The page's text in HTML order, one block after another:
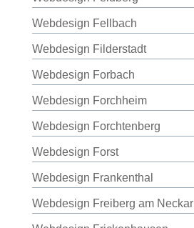
Webdesign Fellbach
Webdesign Filderstadt
Webdesign Forbach
Webdesign Forchheim
Webdesign Forchtenberg
Webdesign Forst
Webdesign Frankenthal
Webdesign Freiberg am Neckar